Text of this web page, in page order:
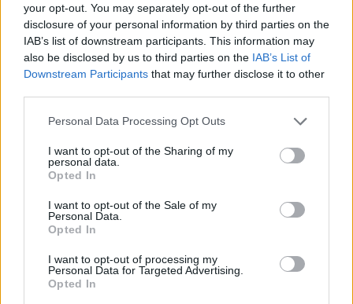
your opt-out. You may separately opt-out of the further
disclosure of your personal information by third parties on the
IAB’s list of downstream participants. This information may
also be disclosed by us to third parties on the IAB’s List of
Downstream Participants that may further disclose it to other
Personal Data Processing Opt Outs
I want to opt-out of the Sharing of my
personal data.
Opted In
I want to opt-out of the Sale of my
Personal Data.
Opted In
I want to opt-out of processing my
Personal Data for Targeted Advertising.
Opted In
29.7.2026 11:25 (ČTK )
Diskuse: 2
Zájem dopravců o nákladní
auta a autobusy na elektrický
pohon v Česku meziročně
roste, ale pomaleji, než je
průměr Evropské unie. U
nákladní auta do 3,5 tuny, byl růst větší než průměr EU. V analýze
Evropského sdružení výrobců automobilů.
nevyloučily krátkodobé zdražení
29.7.2026 10:20 (
E-shopy očekávají vyšší
náklady na nové obaly,